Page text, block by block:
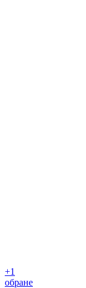
+1
обране